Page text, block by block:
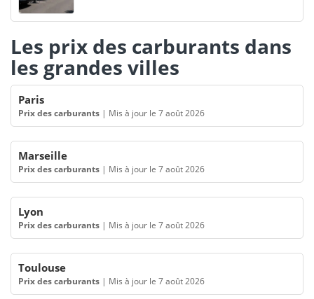
Les prix des carburants dans
les grandes villes
Paris
Prix des carburants | Mis à jour le 7 août 2026
Marseille
Prix des carburants | Mis à jour le 7 août 2026
Lyon
Prix des carburants | Mis à jour le 7 août 2026
Toulouse
Prix des carburants | Mis à jour le 7 août 2026